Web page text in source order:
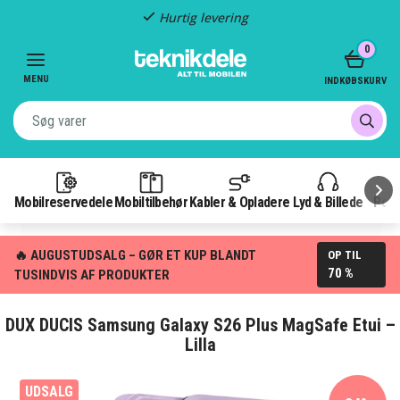
Fragt kun 29,-
MENU
Mobilreservedele Mobiltilbehør Kabler & Opladere Lyd & Billede
0
INDKØBSKURV
🔥 AUGUSTUDSALG – GØR ET KUP BLANDT
TUSINDVIS AF PRODUKTER
OP TIL
70 %
DUX DUCIS Samsung Galaxy S26 Plus MagSafe Etui –
Lilla
UDSALG